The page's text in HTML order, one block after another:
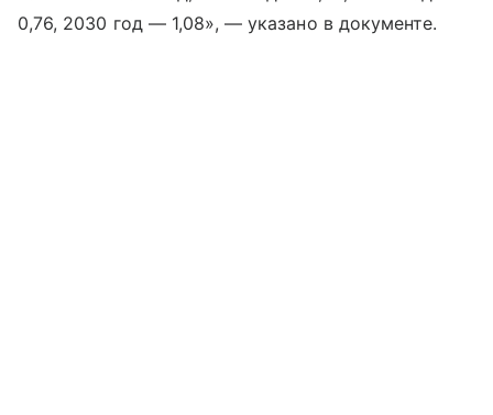
0,76, 2030 год — 1,08», — указано в документе.